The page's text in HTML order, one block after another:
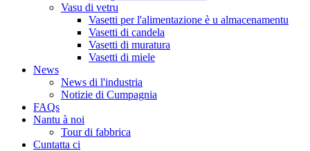
Vasu di vetru
Vasetti per l'alimentazione è u almacenamentu
Vasetti di candela
Vasetti di muratura
Vasetti di miele
News
News di l'industria
Notizie di Cumpagnia
FAQs
Nantu à noi
Tour di fabbrica
Cuntatta ci